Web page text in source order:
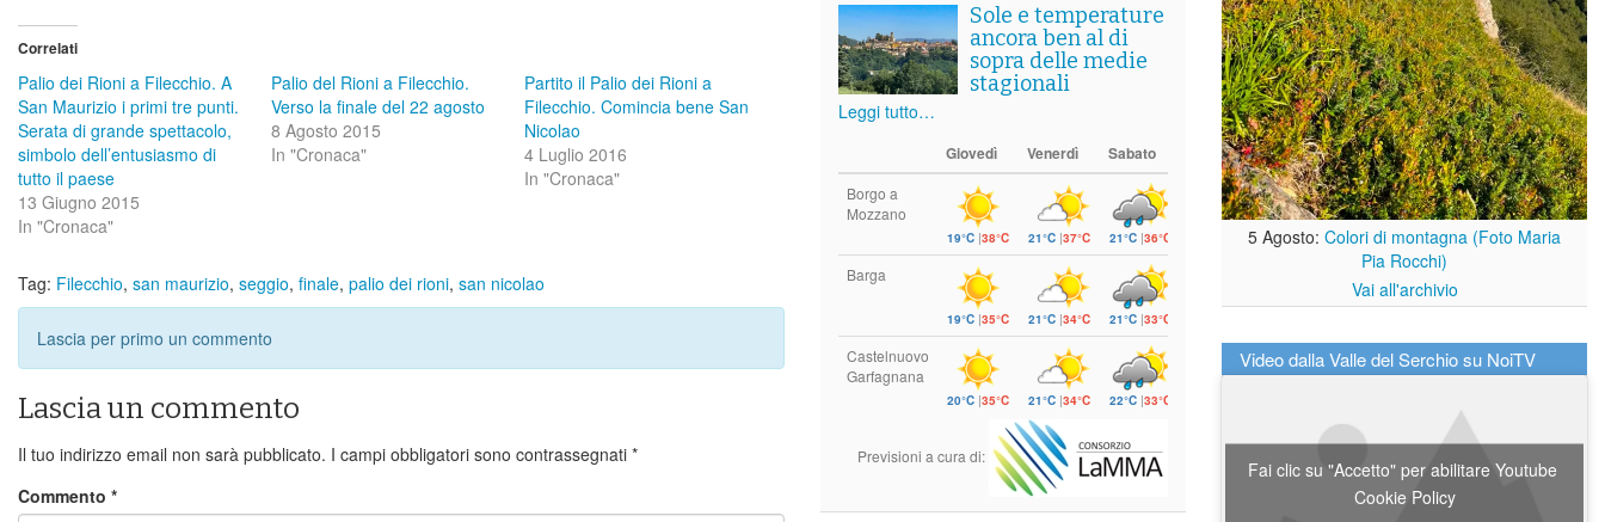
Correlati
Palio dei Rioni a Filecchio. A
San Maurizio i primi tre punti.
Serata di grande spettacolo,
simbolo dell’entusiasmo di
tutto il paese
13 Giugno 2015
In "Cronaca"
Palio del Rioni a Filecchio.
Verso la finale del 22 agosto
8 Agosto 2015
In "Cronaca"
Partito il Palio dei Rioni a
Filecchio. Comincia bene San
Nicolao
4 Luglio 2016
In "Cronaca"
Tag: Filecchio, san maurizio, seggio, finale, palio dei rioni, san nicolao
Lascia per primo un commento
Lascia un commento
Il tuo indirizzo email non sarà pubblicato. I campi obbligatori sono contrassegnati *
Commento *
Sole e temperature
ancora ben al di
sopra delle medie
stagionali
Leggi tutto…
Giovedì Venerdì Sabato
Borgo a
Mozzano
19°C |38°C 21°C |37°C 21°C |36°C
Barga
19°C |35°C 21°C |34°C 21°C |33°C
Castelnuovo
Garfagnana
20°C |35°C 21°C |34°C 22°C |33°C
Previsioni a cura di:
5 Agosto: Colori di montagna (Foto Maria
Pia Rocchi)
Vai all'archivio
Video dalla Valle del Serchio su NoiTV
Fai clic su "Accetto" per abilitare Youtube
Cookie Policy